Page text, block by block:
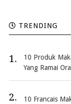
TRENDING
1.
10 Produk
Yang Ramai
2. 10 Francais